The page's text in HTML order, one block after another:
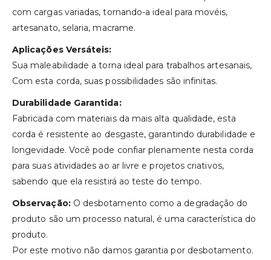
com cargas variadas, tornando-a ideal para movéis,
artesanato, selaria, macrame.
Aplicações Versáteis:
Sua maleabilidade a torna ideal para trabalhos artesanais,
Com esta corda, suas possibilidades são infinitas.
Durabilidade Garantida:
Fabricada com materiais da mais alta qualidade, esta
corda é resistente ao desgaste, garantindo durabilidade e
longevidade. Você pode confiar plenamente nesta corda
para suas atividades ao ar livre e projetos criativos,
sabendo que ela resistirá ao teste do tempo.
Observação:O desbotamento como a degradação do
produto são um processo natural, é uma característica do
produto.
Por este motivo não damos garantia por desbotamento.